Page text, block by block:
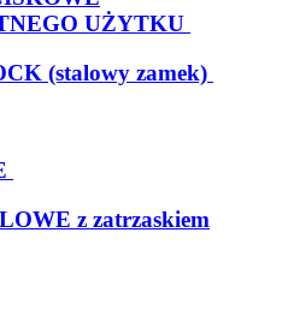
UŻYTKU
(stalowy zamek)
z zatrzaskiem